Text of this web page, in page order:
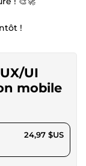
!
UI
mobile
24,97 $US